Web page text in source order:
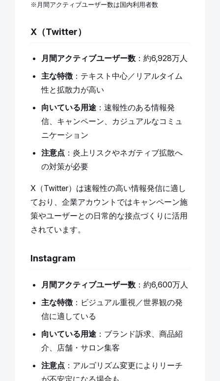
※月間アクティブユーザー数は国内利用者数
X（Twitter）
月間アクティブユーザー数：約6,928万人
主な特徴：テキスト中心／リアルタイム
性と拡散力が高い
向いている用途：速報性のある情報発
信、キャンペーン、カジュアルなコミュ
ニケーション
注意点 ：炎上リスクやネガティブ拡散へ
の対策が必要
X（Twitter）は速報性の高い情報発信に適し
ており、企業アカウントではキャンペーン施
策やユーザーとの日常的な接点づくりに活用
されています。
Instagram
月間アクティブユーザー数：約6,600万人
主な特徴：ビジュアル重視／世界観の発
信に適している
向いている用途：ブランド訴求、商品紹
介、店舗・サロン集客
注意点 ：アルゴリズム変更によりリーチ